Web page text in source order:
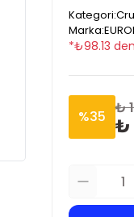
Kategori:
Marka:
*₺98.13
%35 ₺
₺